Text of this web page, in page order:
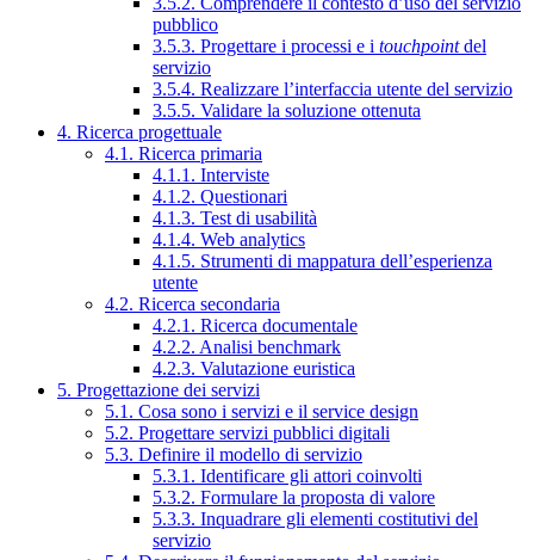
pubblico
3.5.3. Progettare i processi e i touchpointdel
servizio
3.5.4. Realizzare l’interfaccia utente del servizio
3.5.5. Validare la soluzione ottenuta
4. Ricerca progettuale
4.1. Ricerca primaria
4.1.1. Interviste
4.1.2. Questionari
4.1.3. Test di usabilità
4.1.4. Web analytics
4.1.5. Strumenti di mappatura dell’esperienza
utente
4.2. Ricerca secondaria
4.2.1. Ricerca documentale
4.2.2. Analisi benchmark
4.2.3. Valutazione euristica
5. Progettazione dei servizi
5.1. Cosa sono i servizi e il service design
5.2. Progettare servizi pubblici digitali
5.3. Definire il modello di servizio
5.3.1. Identificare gli attori coinvolti
5.3.2. Formulare la proposta di valore
5.3.3. Inquadrare gli elementi costitutivi del
servizio